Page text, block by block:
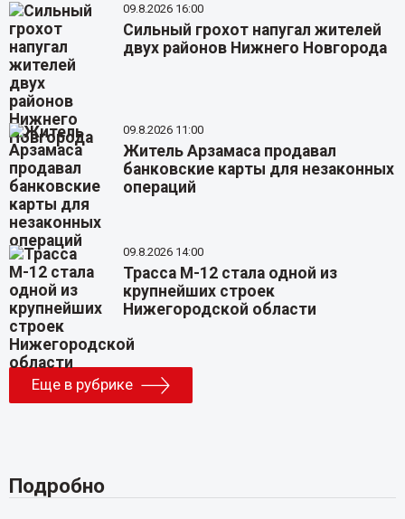
09.8.2026 16:00
Сильный грохот напугал жителей
двух районов Нижнего Новгорода
09.8.2026 11:00
Житель Арзамаса продавал
банковские карты для незаконных
операций
09.8.2026 14:00
Трасса М-12 стала одной из
крупнейших строек
Нижегородской области
Еще в рубрике
Подробно